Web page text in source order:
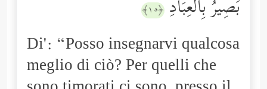
بَصِیرُۢ بِٱلۡعِبَادِ ﴿١٥﴾
Di': “Posso insegnarvi qualcosa
meglio di ciò? Per quelli che